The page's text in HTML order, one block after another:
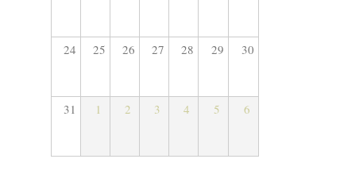
24 25 26 27 28 29 30
31 1 2 3 4 5 6